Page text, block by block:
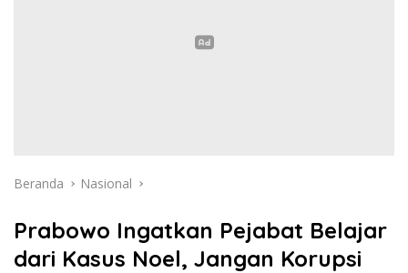
Beranda Nasional
Prabowo Ingatkan Pejabat Belajar
dari Kasus Noel, Jangan Korupsi